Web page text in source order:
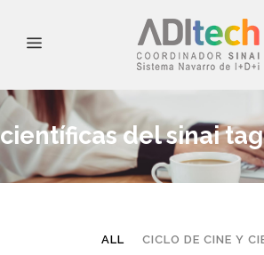
científicas del sinai tag
ALL
CICLO DE CINE Y